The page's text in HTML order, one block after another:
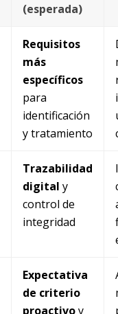
(esperada)
Requisitos
más
específicos
para
identificación
y tratamiento
Trazabilidad
digital y
control de
integridad
Expectativa
de criterio
proactivoy